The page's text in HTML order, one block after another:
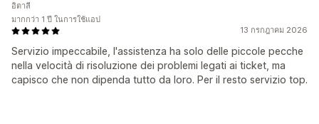
13 กรกฎาคม 2026
Servizio impeccabile, l'assistenza ha solo delle piccole pecche
nella velocità di risoluzione dei problemi legati ai ticket, ma
capisco che non dipenda tutto da loro. Per il resto servizio top.
อิตาลี
มากกว่า 1 ปี ในการใช้แอป